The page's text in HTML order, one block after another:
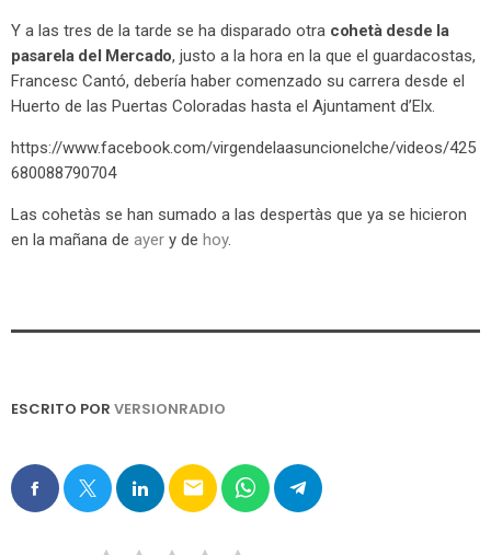
Y a las tres de la tarde se ha disparado otra cohetà desde la
pasarela del Mercado, justo a la hora en la que el guardacostas,
Francesc Cantó, debería haber comenzado su carrera desde el
Huerto de las Puertas Coloradas hasta el Ajuntament d’Elx.
https://www.facebook.com/virgendelaasuncionelche/videos/425
680088790704
Las cohetàs se han sumado a las despertàs que ya se hicieron
en la mañana de ayer y de hoy.
ESCRITO POR VERSIONRADIO
email